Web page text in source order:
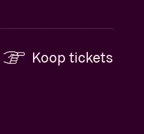
Koop tickets